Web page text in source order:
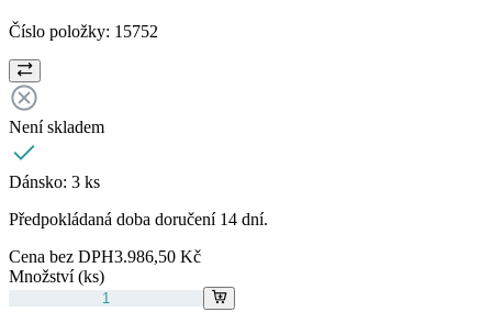
Číslo položky: 15752
Není skladem
Dánsko: 3 ks
Předpokládaná doba doručení 14 dní.
Cena bez DPH3.986,50 Kč
Množství (ks)